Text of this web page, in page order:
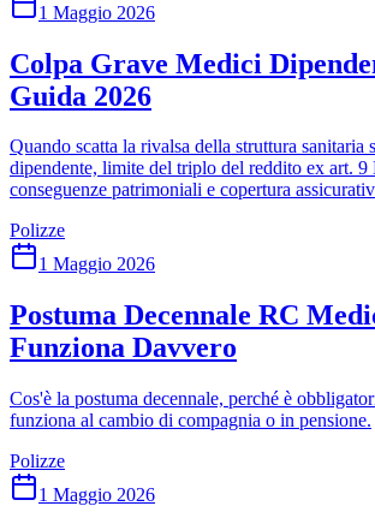
1 Maggio 2026
Colpa Grave Medici
Guida 2026
Quando scatta la rivalsa della struttura sanitaria
dipendente, limite del triplo del reddito ex art. 9
conseguenze patrimoniali e copertura
Polizze
1 Maggio 2026
Postuma Decennale RC
Funziona Davvero
Cos'è la postuma decennale, perché è
funziona al cambio di compagnia o in pensione.
Polizze
1 Maggio 2026